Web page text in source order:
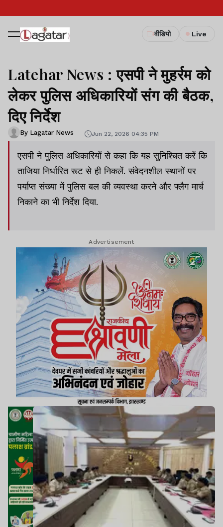
वीडियो Live
Latehar News : एसपी ने मुहर्रम को
लेकर पुलिस अधिकारियों संग की बैठक,
दिए निर्देश
By Lagatar News Jun 22, 2026 04:35 PM
एसपी ने पुलिस अधिकारियों से कहा कि यह सुनिश्चित करें कि
ताजिया निर्धारित रूट से ही निकलें. संवेदनशील स्थानों पर
पर्याप्त संख्या में पुलिस बल की व्यवस्था करने और फ्लैग मार्च
निकाने का भी निर्देश दिया.
Advertisement